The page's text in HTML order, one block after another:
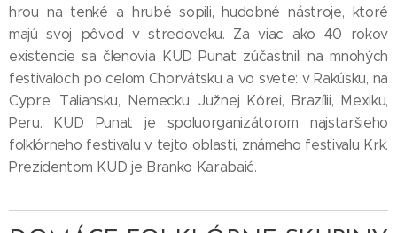
hrou na tenké a hrubé sopili, hudobné nástroje, ktoré
majú svoj pôvod v stredoveku. Za viac ako 40 rokov
existencie sa členovia KUD Punat zúčastnili na mnohých
festivaloch po celom Chorvátsku a vo svete: v Rakúsku, na
Cypre, Taliansku, Nemecku, Južnej Kórei, Brazílii, Mexiku,
Peru. KUD Punat je spoluorganizátorom najstaršieho
folklórneho festivalu v tejto oblasti, známeho festivalu Krk.
Prezidentom KUD je Branko Karabaić.